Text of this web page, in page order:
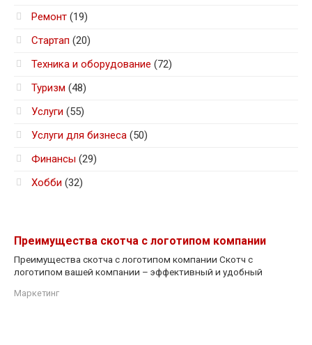
Ремонт (19)
Стартап (20)
Техника и оборудование (72)
Туризм (48)
Услуги (55)
Услуги для бизнеса (50)
Финансы (29)
Хобби (32)
Преимущества скотча с логотипом компании
Преимущества скотча с логотипом компании Скотч с
логотипом вашей компании – эффективный и удобный
Маркетинг